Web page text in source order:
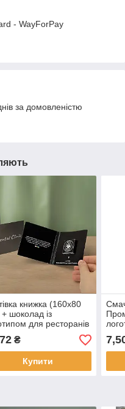
- WayForPay
за домовленістю
книжка (160х80
шоколад із
для ресторанів
100 шт
₴
Купити